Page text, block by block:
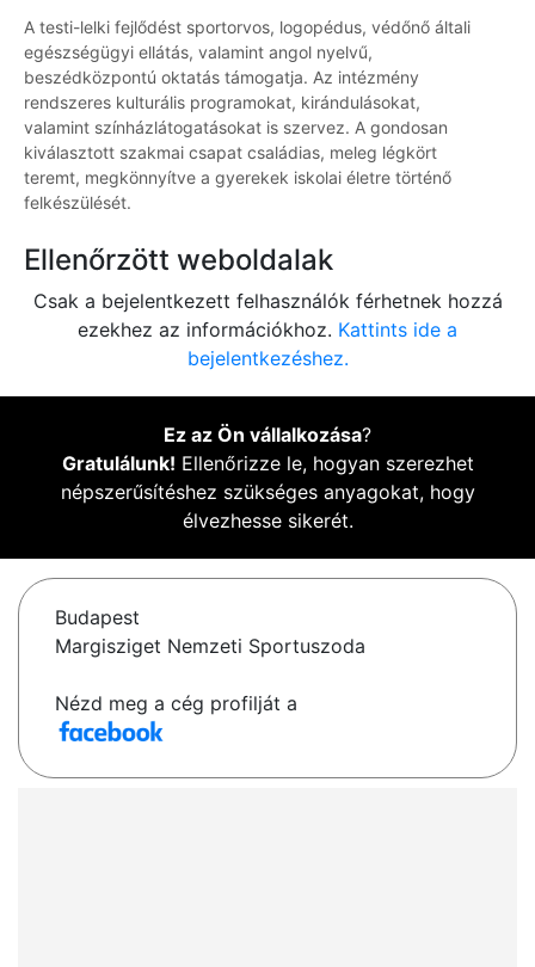
A testi-lelki fejlődést sportorvos, logopédus, védőnő általi
egészségügyi ellátás, valamint angol nyelvű,
beszédközpontú oktatás támogatja. Az intézmény
rendszeres kulturális programokat, kirándulásokat,
valamint színházlátogatásokat is szervez. A gondosan
kiválasztott szakmai csapat családias, meleg légkört
teremt, megkönnyítve a gyerekek iskolai életre történő
felkészülését.
Ellenőrzött weboldalak
Csak a bejelentkezett felhasználók férhetnek hozzá
ezekhez az információkhoz. Kattints ide a
bejelentkezéshez.
Ez az Ön vállalkozása?
Gratulálunk! Ellenőrizze le, hogyan szerezhet
népszerűsítéshez szükséges anyagokat, hogy
élvezhesse sikerét.
Budapest
Margisziget Nemzeti Sportuszoda
Nézd meg a cég profilját a